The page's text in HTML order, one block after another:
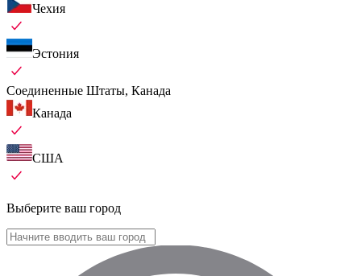
Чехия
Эстония
Соединенные Штаты, Канада
Канада
США
Выберите ваш город